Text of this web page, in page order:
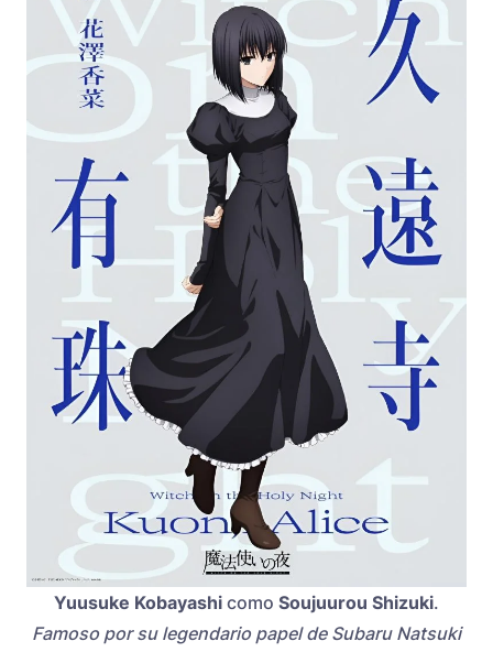
Yuusuke Kobayashi como Soujuurou Shizuki.
Famoso por su legendario papel de Subaru Natsuki